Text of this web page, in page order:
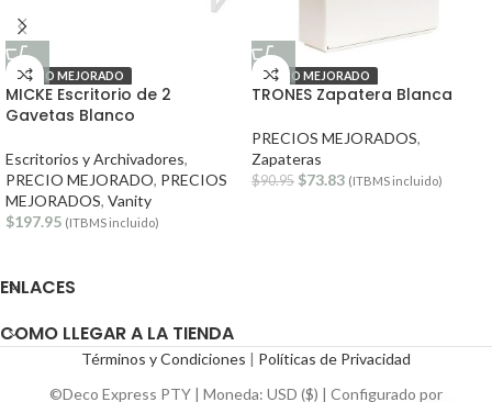
PRECIO MEJORADO
MICKE Escritorio de 2
Gavetas Blanco
Escritorios y Archivadores,
PRECIO MEJORADO, PRECIOS
MEJORADOS, Vanity
$197.95 (ITBMS incluido)
PRECIO MEJORADO
TRONES Zapatera Blanca
PRECIOS MEJORADOS,
Zapateras
$90.95 $73.83 (ITBMS incluido)
ENLACES
COMO LLEGAR A LA TIENDA
Términos y Condiciones | Políticas de Privacidad
©Deco Express PTY | Moneda: USD ($) | Configurado por